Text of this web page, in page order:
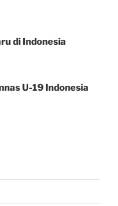
di Indonesia
U-19 Indonesia